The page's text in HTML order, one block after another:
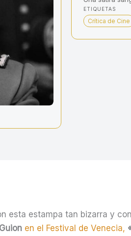
ETIQUETAS
Crítica de Cine
esta estampa tan bizarra y
en el Festival de Venecia,